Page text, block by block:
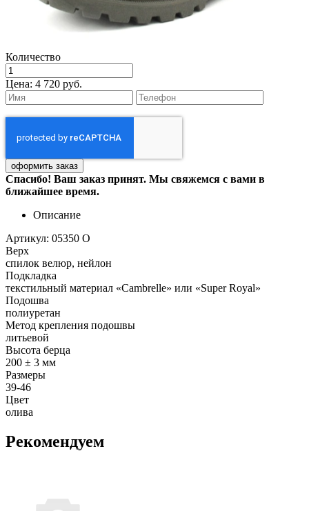
Количество
Цена: 4 720 руб.
Спасибо! Ваш заказ принят. Мы свяжемся с вами в
ближайшее время.
Описание
Артикул: 05350 О
Верх
спилок велюр, нейлон
Подкладка
текстильный материал «Cambrelle» или «Super Royal»
Подошва
полиуретан
Метод крепления подошвы
литьевой
Высота берца
200 ± 3 мм
Размеры
39-46
Цвет
олива
Рекомендуем